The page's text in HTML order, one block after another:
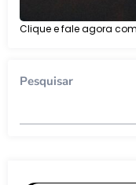
Clique e fale agora
Pesquisar